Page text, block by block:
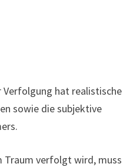
hat realistische
sowie die subjektive
Traum verfolgt wird, muss